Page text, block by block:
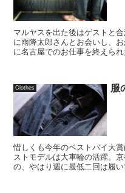
マルヤスを出た後はゲストと
に雨降太郎さんとお会いし、
に名古屋でのお仕事を終えら
Clothes 服
惜しくも今年のベストバイ大
ストモデルは大車輪の活躍。
の、やはり週に最低二回は履いています。 受注